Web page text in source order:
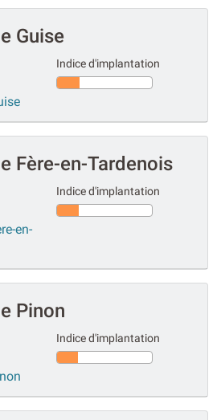
Guise
Indice d'implantation
Fère-en-Tardenois
en-
Indice d'implantation
Pinon
Indice d'implantation